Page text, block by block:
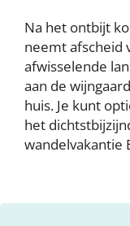
Na het ontbijt
neemt afscheid
afwisselende
aan de
huis. Je kunt
het
wandelvakantie